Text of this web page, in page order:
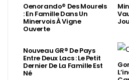
Oenorando® Des Mourels
: En Famille Dans Un
Minervois À Vigne
Ouverte
Nouveau GR® De Pays
Entre Deux Lacs : Le Petit
Dernier De La Famille Est
Né